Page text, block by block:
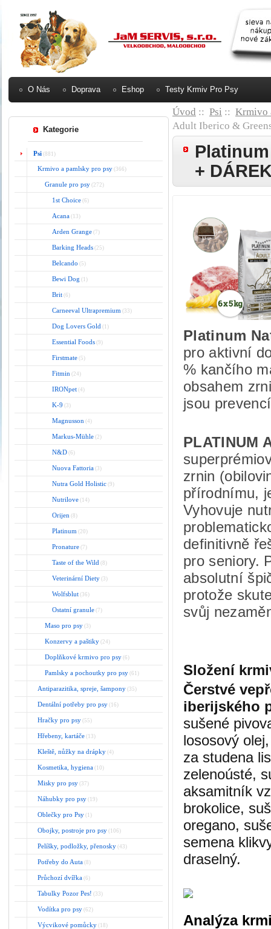
O Nás Doprava Eshop Testy Krmiv Pro Psy
Kategorie
Psi (881)
Krmivo a pamlsky pro psy (366)
Granule pro psy (272)
1st Choice (6)
Acana (13)
Arden Grange (7)
Barking Heads (25)
Belcando (5)
Bewi Dog (1)
Brit (6)
Carneeval Ultrapremium (33)
Dog Lovers Gold (1)
Essential Foods (9)
Firstmate (5)
Fitmin (24)
IRONpet (4)
K-9 (3)
Magnusson (4)
Markus-Mühle (2)
N&D (6)
Nuova Fattoria (3)
Nutra Gold Holistic (9)
Nutrilove (14)
Orijen (8)
Platinum (20)
Pronature (7)
Taste of the Wild (8)
Veterinární Diety (3)
Wolfsblut (36)
Ostatní granule (7)
Maso pro psy (3)
Konzervy a paštiky (24)
Doplňkové krmivo pro psy (6)
Pamlsky a pochoutky pro psy (61)
Antiparazitika, spreje, šampony (35)
Dentální potřeby pro psy (16)
Hračky pro psy (55)
Hřebeny, kartáče (13)
Kleště, nůžky na drápky (4)
Kosmetika, hygiena (10)
Misky pro psy (37)
Náhubky pro psy (19)
Oblečky pro Psy (1)
Obojky, postroje pro psy (106)
Pelíšky, podložky, přenosky (43)
Potřeby do Auta (8)
Průchozí dvířka (6)
Tabulky Pozor Pes! (33)
Vodítka pro psy (62)
Výcvikové pomůcky (18)
Úvod :: Psi :: Krmivo
Adult Iberico &
+
Platinum
pro aktivní
% kančího
obsahem
jsou
PLATINUM
zrnin
přírodnímu,
Vyhovuje
definitivně
pro seniory.
absolutní
protože
svůj
Složení
Čerstvé
iberijského
sušené
lososový
za studena
zelenoústé,
aksamitník
brokolice,
oregano,
semena
draselný.
Analýza